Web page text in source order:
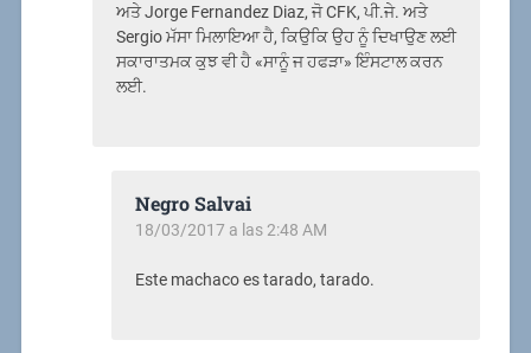
ਅਤੇ Jorge Fernandez Diaz, ਜੋ CFK, ਪੀ.ਜੇ. ਅਤੇ
Sergio ਮੱਸਾ ਮਿਲਾਇਆ ਹੈ, ਕਿਉਕਿ ਉਹ ਨੂੰ ਦਿਖਾਉਣ ਲਈ
ਸਕਾਰਾਤਮਕ ਕੁਝ ਵੀ ਹੈ «ਸਾਨੂੰ ਜ ਹਫੜਾ» ਇੰਸਟਾਲ ਕਰਨ
ਲਈ.
Negro Salvai
18/03/2017 a las 2:48 AM
Este machaco es tarado, tarado.